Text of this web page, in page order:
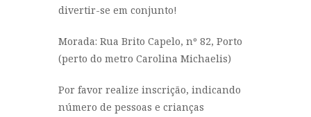
divertir-se em conjunto!
Morada: Rua Brito Capelo, nº 82, Porto
(perto do metro Carolina Michaelis)
Por favor realize inscrição, indicando
número de pessoas e crianças